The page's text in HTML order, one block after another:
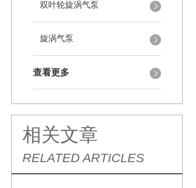
双叶轮旋涡气泵
旋涡气泵
查看更多
相关文章
RELATED ARTICLES